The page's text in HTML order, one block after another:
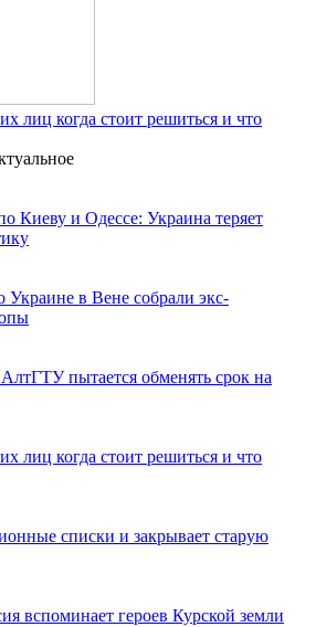
лиц когда стоит решиться и что
Киеву и Одессе: Украина теряет
в Вене собрали экс-
пытается обменять срок на
лиц когда стоит решиться и что
списки и закрывает старую
вспоминает героев Курской земли